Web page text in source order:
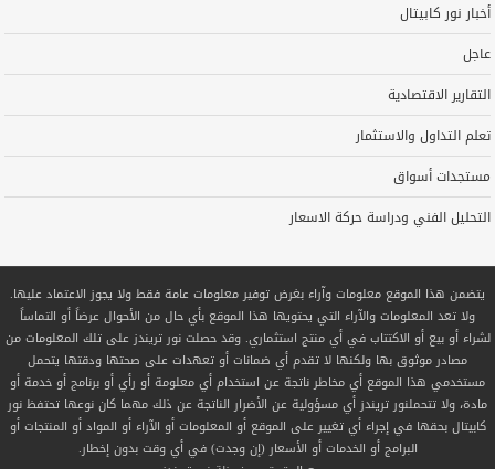
أخبار نور كابيتال
عاجل
التقارير الاقتصادية
تعلم التداول والاستثمار
مستجدات أسواق
التحليل الفني ودراسة حركة الاسعار
يتضمن هذا الموقع معلومات وآراء بغرض توفير معلومات عامة فقط ولا يجوز الاعتماد عليها.
ولا تعد المعلومات والآراء التي يحتويها هذا الموقع بأي حال من الأحوال عرضاً أو التماساً
لشراء أو بيع أو الاكتتاب في أي منتج استثماري. وقد حصلت نور تريندز على تلك المعلومات من
مصادر موثوق بها ولكنها لا تقدم أي ضمانات أو تعهدات على صحتها ودقتها يتحمل
مستخدمي هذا الموقع أي مخاطر ناتجة عن استخدام أي معلومة أو رأي أو برنامج أو خدمة أو
مادة، ولا تتحملنور تريندز أي مسؤولية عن الأضرار الناتجة عن ذلك مهما كان نوعها تحتفظ نور
كابيتال بحقها في إجراء أي تغيير على الموقع أو المعلومات أو الآراء أو المواد أو المنتجات أو
البرامج أو الخدمات أو الأسعار (إن وجدت) في أي وقت بدون إخطار.